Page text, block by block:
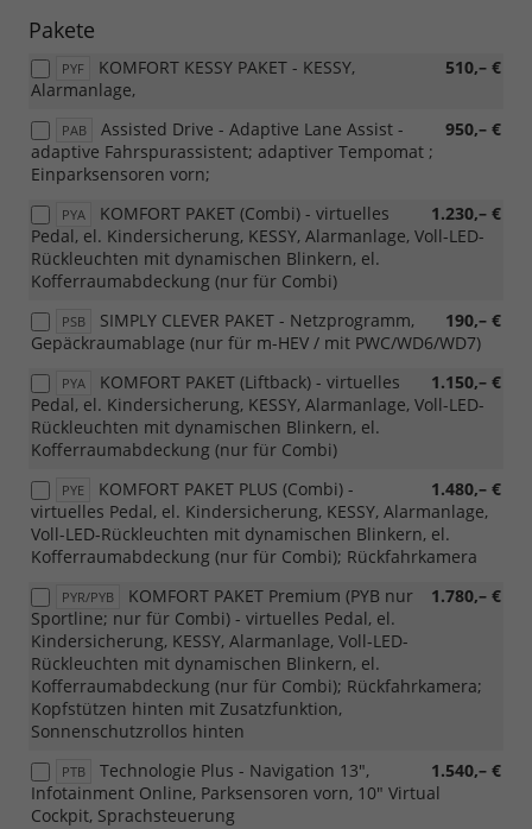
Pakete
PYF 510,– €
KOMFORT KESSY PAKET - KESSY,
Alarmanlage,
PAB 950,– €
Assisted Drive - Adaptive Lane Assist -
adaptive Fahrspurassistent; adaptiver Tempomat ;
Einparksensoren vorn;
PYA 1.230,– €
KOMFORT PAKET (Combi) - virtuelles
Pedal, el. Kindersicherung, KESSY, Alarmanlage, Voll-LED-
Rückleuchten mit dynamischen Blinkern, el.
Kofferraumabdeckung (nur für Combi)
PSB 190,– €
SIMPLY CLEVER PAKET - Netzprogramm,
Gepäckraumablage (nur für m-HEV / mit PWC/WD6/WD7)
PYA 1.150,– €
KOMFORT PAKET (Liftback) - virtuelles
Pedal, el. Kindersicherung, KESSY, Alarmanlage, Voll-LED-
Rückleuchten mit dynamischen Blinkern, el.
Kofferraumabdeckung (nur für Combi)
PYE 1.480,– €
KOMFORT PAKET PLUS (Combi) -
virtuelles Pedal, el. Kindersicherung, KESSY, Alarmanlage,
Voll-LED-Rückleuchten mit dynamischen Blinkern, el.
Kofferraumabdeckung (nur für Combi); Rückfahrkamera
PYR/PYB 1.780,– €
KOMFORT PAKET Premium (PYB nur
Sportline; nur für Combi) - virtuelles Pedal, el.
Kindersicherung, KESSY, Alarmanlage, Voll-LED-
Rückleuchten mit dynamischen Blinkern, el.
Kofferraumabdeckung (nur für Combi); Rückfahrkamera;
Kopfstützen hinten mit Zusatzfunktion,
Sonnenschutzrollos hinten
PTB 1.540,– €
Technologie Plus - Navigation 13",
Infotainment Online, Parksensoren vorn, 10" Virtual
Cockpit, Sprachsteuerung